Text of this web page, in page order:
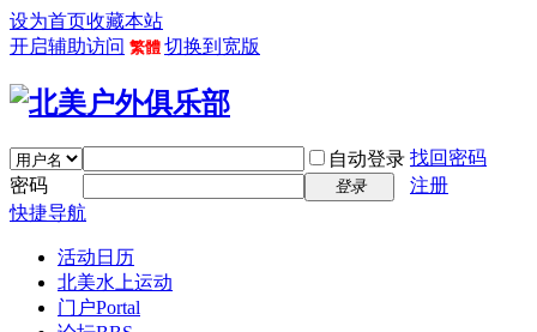
设为首页收藏本站
开启辅助访问 繁體 切换到宽版
自动登录 找回密码
密码
登录
注册
快捷导航
活动日历
北美水上运动
门户Portal